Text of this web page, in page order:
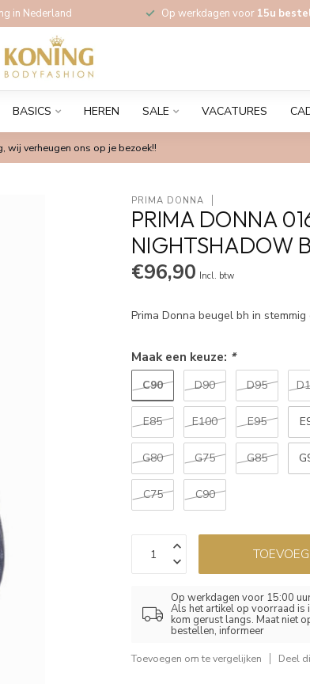
in Nederland Op werkdagen voor 15u
BASICS HEREN SALE VACATURES
verheugen ons op je bezoek!!
PRIMA DONNA
PRIMA DONNA
NIGHTSHADOW
€96,90 Incl. btw
Prima Donna beugel bh in
Maak een keuze: *
C90 D90 D95
E85 E100 E95
G80 G75 G85
C75 C90
Op werkdagen voor 15:00
Als het artikel op voorraad is
kom gerust langs. Maat niet
bestellen, informeer
Toevoegen om te vergelijken Deel